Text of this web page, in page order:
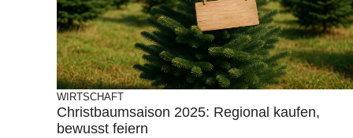
WIRTSCHAFT
Christbaumsaison 2025: Regional kaufen,
bewusst feiern